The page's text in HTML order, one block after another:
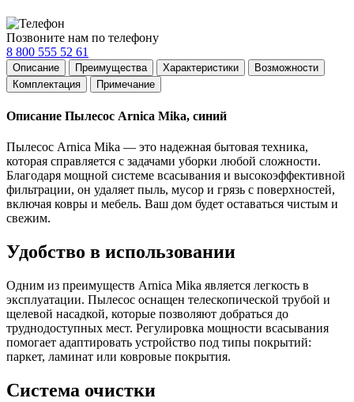
Позвоните нам по телефону
8 800 555 52 61
Описание Преимущества Характеристики
Возможности
Комплектация
Примечание
Описание Пылесос Arnica Mika, синий
Пылесос Arnica Mika — это надежная бытовая техника,
которая справляется с задачами уборки любой сложности.
Благодаря мощной системе всасывания и высокоэффективной
фильтрации, он удаляет пыль, мусор и грязь с поверхностей,
включая ковры и мебель. Ваш дом будет оставаться чистым и
свежим.
Удобство в использовании
Одним из преимуществ Arnica Mika является легкость в
эксплуатации. Пылесос оснащен телескопической трубой и
щелевой насадкой, которые позволяют добраться до
труднодоступных мест. Регулировка мощности всасывания
помогает адаптировать устройство под типы покрытий:
паркет, ламинат или ковровые покрытия.
Система очистки